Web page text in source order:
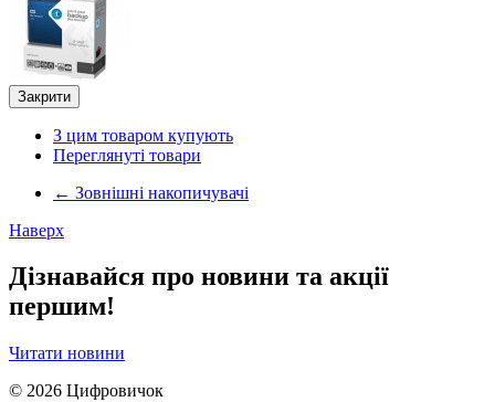
Закрити
З цим товаром купують
Переглянуті товари
← Зовнішні накопичувачі
Наверх
Дізнавайся про новини та акції
першим!
Читати новини
© 2026 Цифровичок